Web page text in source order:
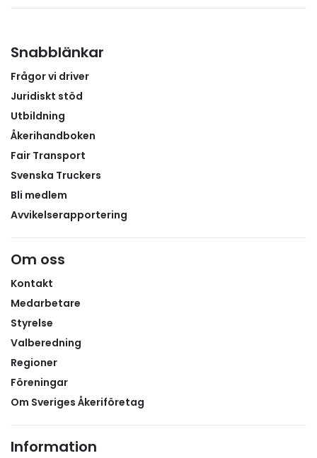
Snabblänkar
Frågor vi driver
Juridiskt stöd
Utbildning
Åkerihandboken
Fair Transport
Svenska Truckers
Bli medlem
Avvikelserapportering
Om oss
Kontakt
Medarbetare
Styrelse
Valberedning
Regioner
Föreningar
Om Sveriges Åkeriföretag
Information